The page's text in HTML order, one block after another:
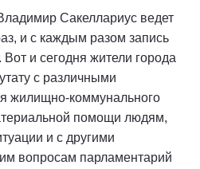
Сакеллариус ведет
и с каждым разом запись
Вот и сегодня жители города
с различными
жилищно-коммунального
помощи людям,
и с другими
вопросам парламентарий